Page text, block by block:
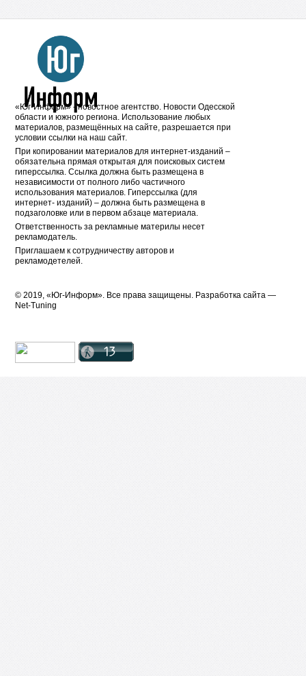
«Юг-Информ» - новостное агентство. Новости Одесской
области и южного региона. Использование любых
материалов, размещённых на сайте, разрешается при
условии ссылки на наш сайт.
При копировании материалов для интернет-изданий –
обязательна прямая открытая для поисковых систем
гиперссылка. Ссылка должна быть размещена в
независимости от полного либо частичного
использования материалов. Гиперссылка (для
интернет- изданий) – должна быть размещена в
подзаголовке или в первом абзаце материала.
Ответственность за рекламные материлы несет
рекламодатель.
Приглашаем к сотрудничеству авторов и
рекламодетелей.
© 2019, «Юг-Информ». Все права защищены. Разработка cайта —
Net-Tuning